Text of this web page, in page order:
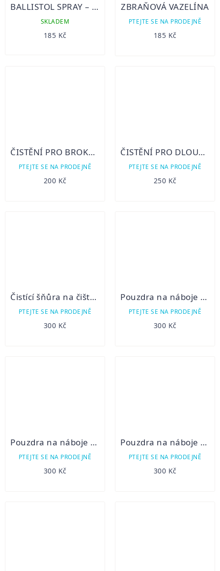
BALLISTOL SPRAY – 200 ML
SKLADEM
185 Kč
ZBRAŇOVÁ VAZELÍNA
PTEJTE SE NA PRODEJNĚ
185 Kč
ČISTĚNÍ PRO BROKOVÉ ZBRANĚ 101/0
PTEJTE SE NA PRODEJNĚ
200 Kč
ČISTĚNÍ PRO DLOUHÉ ZBRANĚ – VZDUCHOVKY / KULOVNICE
PTEJTE SE NA PRODEJNĚ
250 Kč
Čistící šňůra na čištění kulovnicových zbraní
PTEJTE SE NA PRODEJNĚ
300 Kč
Pouzdra na náboje na předpažbí brokové
PTEJTE SE NA PRODEJNĚ
300 Kč
Pouzdra na náboje na předpažbí kombi
PTEJTE SE NA PRODEJNĚ
300 Kč
Pouzdra na náboje na předpažbí kulové
PTEJTE SE NA PRODEJNĚ
300 Kč